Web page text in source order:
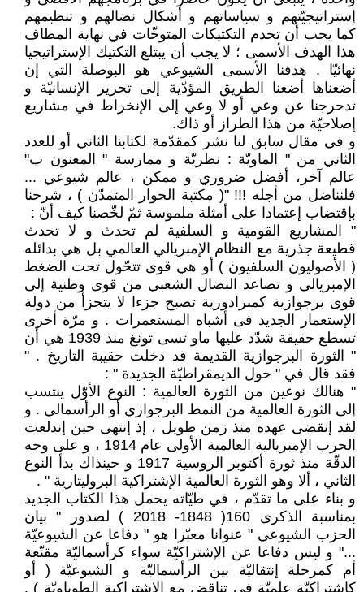
إستراتيجيّتهم و سياساتهم و أشكال نضالهم و تنظيمهم
كما يجب أن تخدم التكتيكات المتوخّات في نهاية المطاف
هذا الهدف الأسمى ؛ لا يجب أن يبتلع التكتيك الإستراتيجيا
نهائيّا . هدفنا الأسمى الشيوعي هو البوصلة التي إن
أضعناها أضعنا الطريق المؤدّية إلى تحرير الإنسانيّة و
تدحرجنا عن وعي أو لا وعي إلى الإنخراط في مشاريع
إصلاحيّة من هذا الطراز أو ذاك.
و في مقال سابق لنا نشر كمقدّمة لكتابنا الثاني أو للعدد
الثاني من " الماويّة : نظريّة و ممارسة " المعنون ب"
عالم آخر، أفضل ضروري و ممكن ، عالم شيوعي ...
فلنناضل من أجله !!! "( مكتبة الحوار المتمدّن ) ، شرحنا
بإقتضاب إعتمادا على أمثلة ملموسة ثمّ لخّصنا كيف أنّ :
" المشاريع القومية و السلفية لم تحدث و لا تحدث
قطيعة جذرية مع النظام الإمبريالي العالمي بل هي بدائله
( الأصوليون السلفيون ) أو هي قوى تتحّول تحت الضغط
الإمبريالي و تصاعد النضال الشعبي من قوى وطنية إلى
قوى برجوازية كمبرادورية تصبح جزءا لا يتجزأ من دولة
الإستعمار الجديد فى أشباه المستعمرات . و مرّة أخرى
تسطع حقيقة شدّد عليها ماو تسى تونغ منذ 1939 هي أن
" الثورة البرجوازية القديمة قد دخلت حقيبة التاريخ . "
فقد قال في " حول الديمقراطيّة الجديدة " :
" هنالك نوعين من الثورة العالمية : النوع الأوّل ينتسب
إلى الثورة العالمية من النمط البرجوازي أو الرأسمالي . و
لقد إنقضى عهده منذ زمن طويل ، إذ إنتهى حين إندلعت
الحرب الإمبريالية العالمية الأولى عام 1914 ، و على وجه
الدقّة منذ ثورة أكتوبر الروسية 1917 و حينذاك بدأ النوع
الثاني ، ألا وهو الثورة العالمية الإشتراكية البروليتارية " .
و بناء على ما تقدّم ، في طيّاته يحمل هذا الكتاب الجديد
بمناسبة الذكرى 160( 1848- 2018 ) لصدور " بيان
الحزب الشيوعي " عنوانا معبّرا هو " دفاعا عن الشيوعيّة
..." و ليس دفاعا عن الإشتراكيّة سواء كرأسماليّة مقنّعة
أم كمرحلة إنتقاليّة بين الرأسماليّة و الشيوعيّة ( أو
كإشتراكيّة علميّة في تناقض مع الإشتراكية الطوباويّة ) .